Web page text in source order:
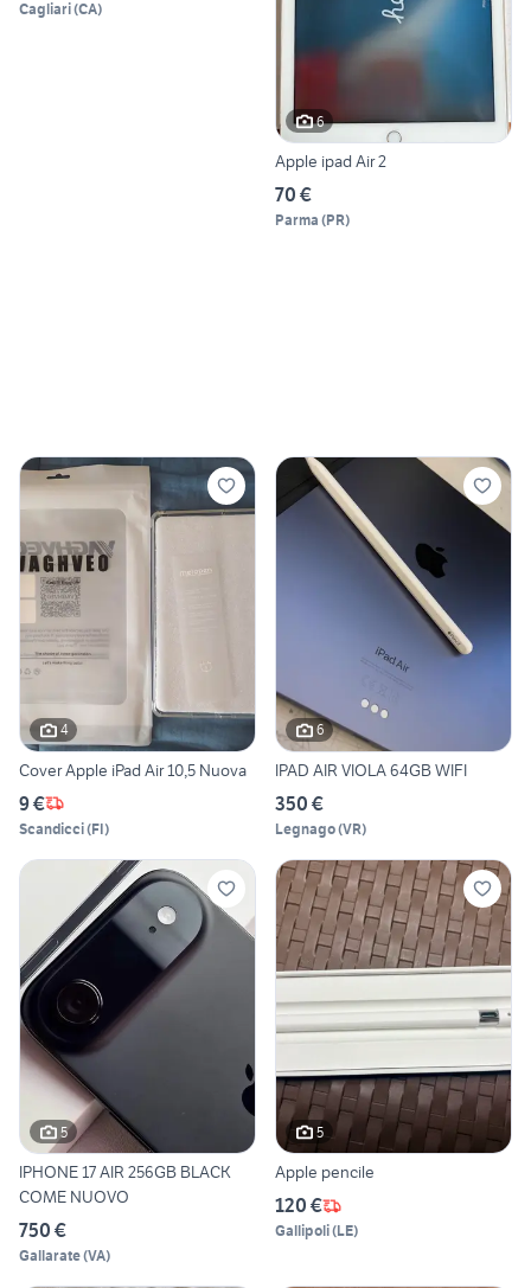
Cagliari(CA)
6
Apple ipad Air 2
70 €
Parma (PR)
4
Cover Apple iPad Air 10,5 Nuova
9 €
Scandicci(FI)
6
IPAD AIR VIOLA 64GB WIFI
350 €
Legnago(VR)
5
IPHONE 17 AIR 256GB BLACK
COME NUOVO
750 €
Gallarate(VA)
5
Apple pencile
120 €
Gallipoli(LE)